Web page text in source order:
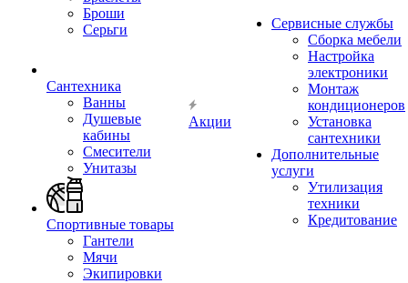
Броши
Серьги
Сантехника
Ванны
Душевые
кабины
Смесители
Унитазы
Спортивные товары
Гантели
Мячи
Экипировки
Акции
Сервисные службы
Сборка мебели
Настройка
электроники
Монтаж
кондиционеров
Установка
сантехники
Дополнительные
услуги
Утилизация
техники
Кредитование